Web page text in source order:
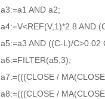
a3:=a1 AND a2;
a4:=V<REF(V,1)*2.8 AND
a5:=a3 AND ((C-L)/C>0.02
a6:=FILTER(a5,3);
a7:=(((CLOSE /
a8:=(((CLOSE /